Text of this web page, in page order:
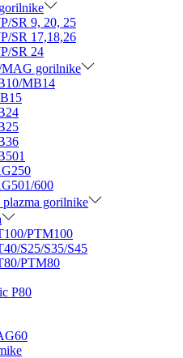
SR 9, 20, 25
SR 17,18,26
SR 24
gorilnike
MB14
600
gorilnike
PTM100
S25/S35/S45
PTM80
P80